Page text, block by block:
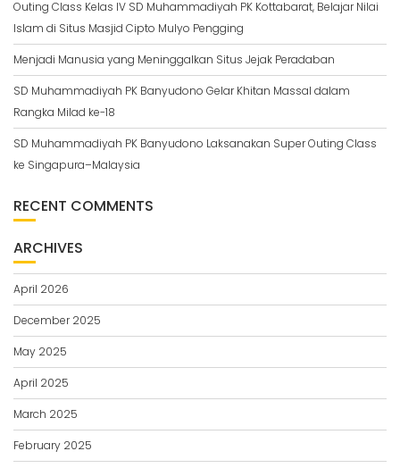
Outing Class Kelas IV SD Muhammadiyah PK Kottabarat, Belajar Nilai
Islam di Situs Masjid Cipto Mulyo Pengging
Menjadi Manusia yang Meninggalkan Situs Jejak Peradaban
SD Muhammadiyah PK Banyudono Gelar Khitan Massal dalam
Rangka Milad ke-18
SD Muhammadiyah PK Banyudono Laksanakan Super Outing Class
ke Singapura–Malaysia
RECENT COMMENTS
ARCHIVES
April 2026
December 2025
May 2025
April 2025
March 2025
February 2025